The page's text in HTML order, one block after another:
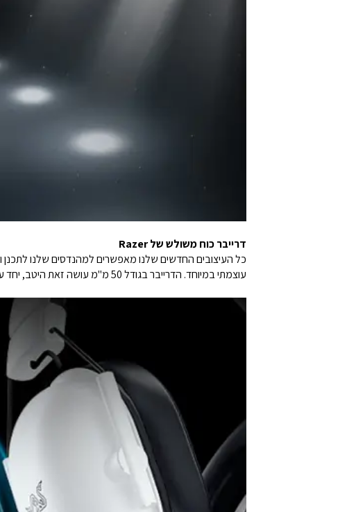
דרייבר כוח משולש של Razer
כל העיצובים החדשים שלנו מאפשרים למהנדסים שלנו לתכנן
עוצמתי במיוחד. הדרייבר בגודל 50 מ"מ עושה זאת היטב, יחד עם מיקרופון עם צליל נקי מרעשים ישמעו אתכם בצורה ברורה ומדוייקת.